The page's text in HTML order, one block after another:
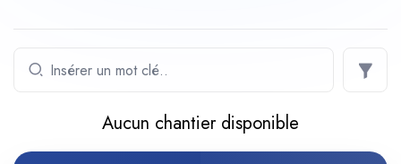
Aucun chantier disponible